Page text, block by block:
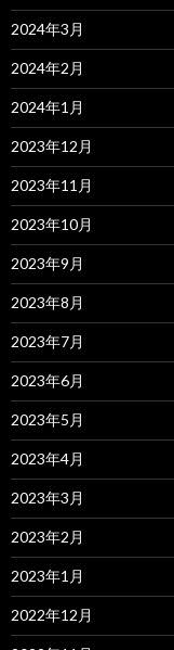
2024年3月
2024年2月
2024年1月
2023年12月
2023年11月
2023年10月
2023年9月
2023年8月
2023年7月
2023年6月
2023年5月
2023年4月
2023年3月
2023年2月
2023年1月
2022年12月